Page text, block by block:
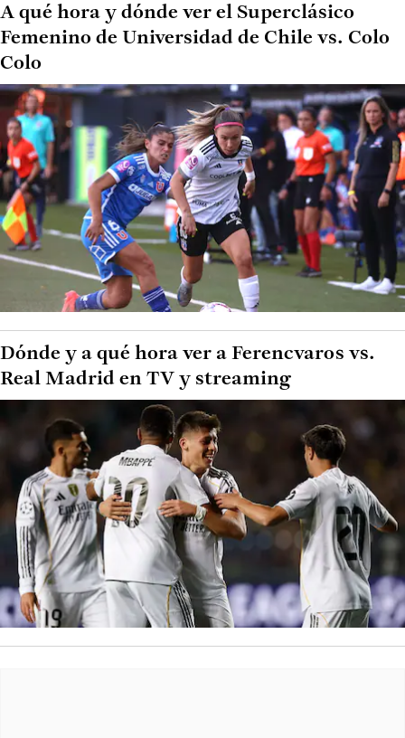
A qué hora y dónde ver el Superclásico
Femenino de Universidad de Chile vs. Colo
Colo
Dónde y a qué hora ver a Ferencvaros vs.
Real Madrid en TV y streaming